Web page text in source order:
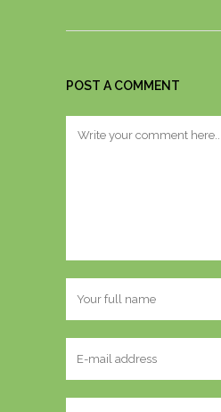
POST A COMMENT